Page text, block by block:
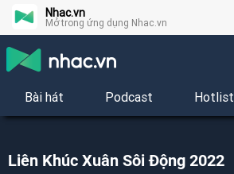
Nhac.vn
Mở trong ứng dụng Nhac.vn
Bài hát Podcast Hotlist
Liên Khúc Xuân Sôi Động 2022